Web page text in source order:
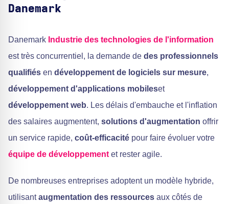
Danemark
Danemark Industrie des technologies de l'information
est très concurrentiel, la demande de des professionnels
qualifiés en développement de logiciels sur mesure,
développement d'applications mobileset
développement web. Les délais d'embauche et l'inflation
des salaires augmentent, solutions d'augmentation offrir
un service rapide, coût-efficacité pour faire évoluer votre
équipe de développement et rester agile.
De nombreuses entreprises adoptent un modèle hybride,
utilisantaugmentation des ressources aux côtés de